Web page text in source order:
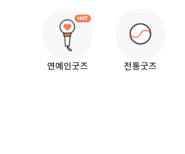
연예인굿즈 전통굿즈